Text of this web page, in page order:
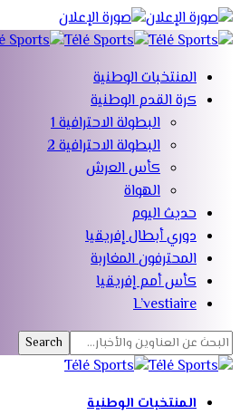
المنتخبات الوطنية
كرة القدم الوطنية
البطولة الاحترافية 1
البطولة الاحترافية 2
كأس العرش
الهواة
حديث اليوم
دوري أبطال إفريقيا
المحترفون المغاربة
كأس أمم إفريقيا
L’vestiaire
المنتخبات الوطنية